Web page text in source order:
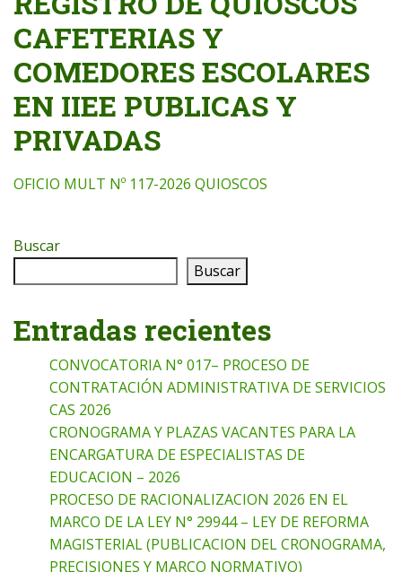
CAFETERIAS Y
COMEDORES ESCOLARES
EN IIEE PUBLICAS Y
PRIVADAS
OFICIO MULT Nº 117-2026 QUIOSCOS
Buscar
Buscar
Entradas recientes
CONVOCATORIA N° 017– PROCESO DE
CONTRATACIÓN ADMINISTRATIVA DE SERVICIOS
CAS 2026
CRONOGRAMA Y PLAZAS VACANTES PARA LA
ENCARGATURA DE ESPECIALISTAS DE
EDUCACION – 2026
PROCESO DE RACIONALIZACION 2026 EN EL
MARCO DE LA LEY N° 29944 – LEY DE REFORMA
MAGISTERIAL (PUBLICACION DEL CRONOGRAMA,
PRECISIONES Y MARCO NORMATIVO)